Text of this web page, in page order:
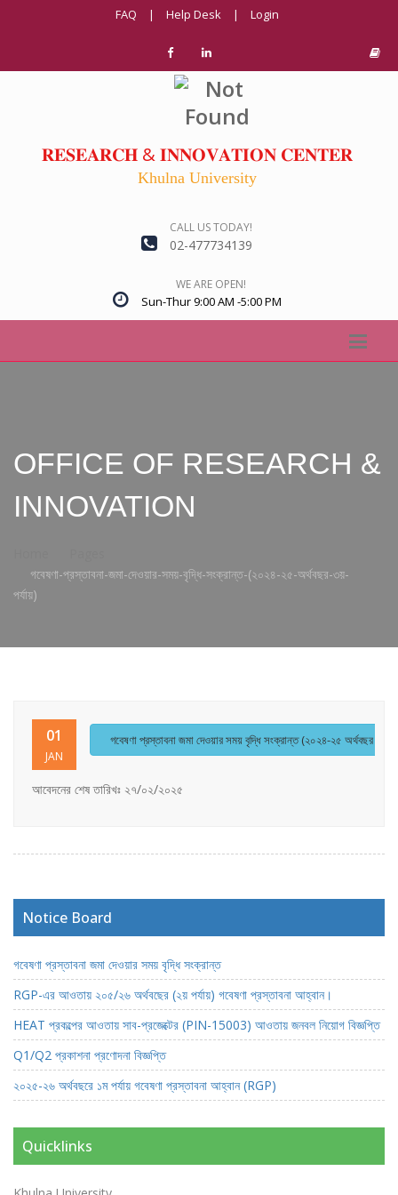
FAQ | Help Desk | Login
𝐑𝐄𝐒𝐄𝐀𝐑𝐂𝐇 & 𝐈𝐍𝐍𝐎𝐕𝐀𝐓𝐈𝐎𝐍 𝐂𝐄𝐍𝐓𝐄𝐑
Khulna University
CALL US TODAY!
02-477734139
WE ARE OPEN!
Sun-Thur 9:00 AM -5:00 PM
OFFICE OF RESEARCH &
INNOVATION
গবেষণা-প্রস্তাবনা-জমা-দেওয়ার-সময়-বৃদ্ধি-সংক্রান্ত-(২০২৪-২৫-অর্থবছর-৩য়-
পর্যায়)
01
JAN
গবেষণা প্রস্তাবনা জমা দেওয়ার সময় বৃদ্ধি সংক্রান্ত (২০২৪-২৫ অর্থবছর ৩য়
আবেদনের শেষ তারিখঃ ২৭/০২/২০২৫
Notice Board
গবেষণা প্রস্তাবনা জমা দেওয়ার সময় বৃদ্ধি সংক্রান্ত
RGP-এর আওতায় ২০৫/২৬ অর্থবছের (২য় পর্যায়) গবেষণা প্রস্তাবনা আহ্বান।
HEAT প্রকল্পের আওতায় সাব-প্রজেক্টের (PIN-15003) আওতায় জনবল নিয়োগ বিজ্ঞপ্তি
Q1/Q2 প্রকাশনা প্রণোদনা বিজ্ঞপ্তি
২০২৫-২৬ অর্থবছরে ১ম পর্যায় গবেষণা প্রস্তাবনা আহ্বান (RGP)
Quicklinks